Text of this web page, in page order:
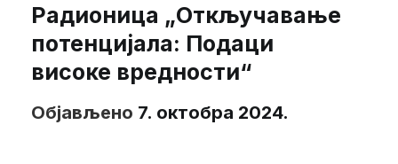
Радионица „Oткључавање
потенцијала: Подаци
високе вредности“
Објављено 7. октобра 2024.